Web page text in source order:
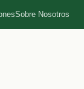
Sobre Nosotros